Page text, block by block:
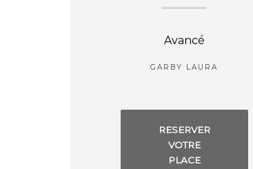
Avancé
GARBY LAURA
RESERVER
VOTRE
PLACE